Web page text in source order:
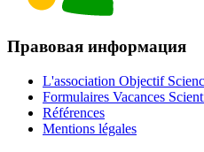
Правовая информация
L'association Objectif
Formulaires Vacances
Références
Mentions légales